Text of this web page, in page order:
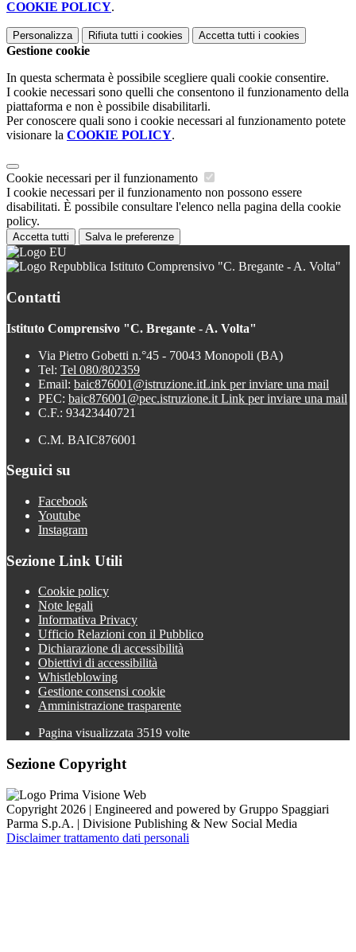
COOKIE POLICY.
Personalizza Rifiuta tutti i cookies Accetta tutti i cookies
Gestione cookie
In questa schermata è possibile scegliere quali cookie consentire.
I cookie necessari sono quelli che consentono il funzionamento della
piattaforma e non è possibile disabilitarli.
Per conoscere quali sono i cookie necessari al funzionamento potete
visionare la COOKIE POLICY.
Cookie necessari per il funzionamento
I cookie necessari per il funzionamento non possono essere
disabilitati. È possibile consultare l'elenco nella pagina della cookie
policy.
Accetta tutti Salva le preferenze
Istituto Comprensivo "C. Bregante - A. Volta"
Contatti
Istituto Comprensivo "C. Bregante - A. Volta"
Via Pietro Gobetti n.°45 - 70043 Monopoli (BA)
Tel: Tel 080/802359
Email: baic876001@istruzione.itLink per inviare una mail
PEC: baic876001@pec.istruzione.it Link per inviare una mail
C.F.: 93423440721
C.M. BAIC876001
Seguici su
Facebook
Youtube
Instagram
Sezione Link Utili
Cookie policy
Note legali
Informativa Privacy
Ufficio Relazioni con il Pubblico
Dichiarazione di accessibilità
Obiettivi di accessibilità
Whistleblowing
Gestione consensi cookie
Amministrazione trasparente
Pagina visualizzata 3519 volte
Sezione Copyright
Copyright 2026 | Engineered and powered by Gruppo Spaggiari
Parma S.p.A. | Divisione Publishing & New Social Media
Disclaimer trattamento dati personali